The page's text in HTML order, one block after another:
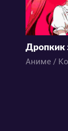
Дропкик
Аниме /